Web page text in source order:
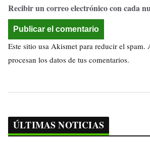
Recibir un correo electrónico con cada
Este sitio usa Akismet para reducir el spam.
procesan los datos de tus comentarios.
ÚLTIMAS NOTICIAS